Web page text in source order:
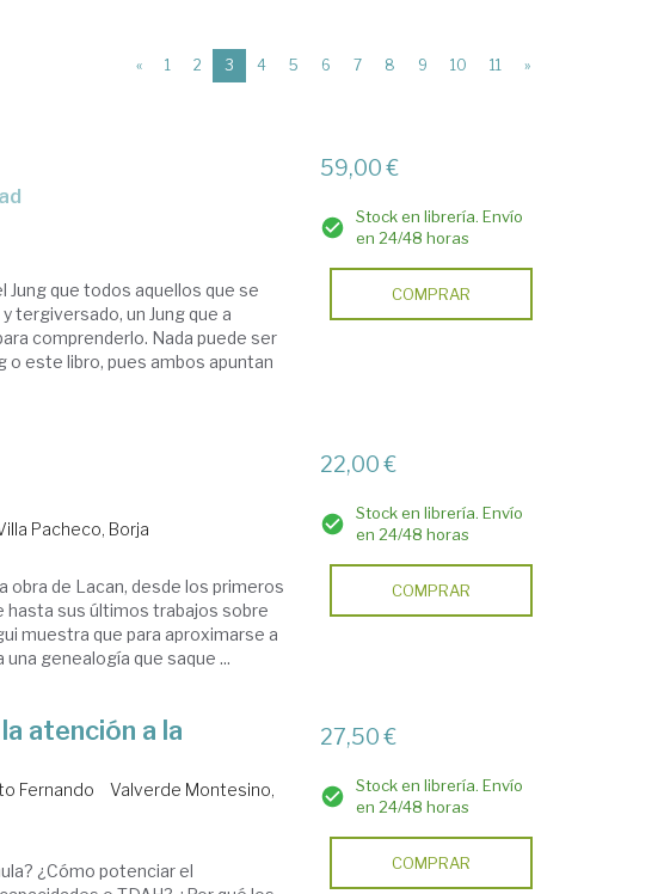
« 1 2 3 (current)
4 5 6 7 8 9 10 11 »
Jung que todos aquellos que se
tergiversado, un Jung que a
comprenderlo. Nada puede ser
este libro, pues ambos apuntan
59,00 €
Stock en librería. Envío
en 24/48 horas
COMPRAR
Pacheco, Borja
obra de Lacan, desde los primeros
hasta sus últimos trabajos sobre
muestra que para aproximarse a
genealogía que saque ...
22,00 €
Stock en librería. Envío
en 24/48 horas
COMPRAR
atención a la
Fernando
Valverde Montesino,
¿Cómo potenciar el
27,50 €
Stock en librería. Envío
en 24/48 horas
COMPRAR